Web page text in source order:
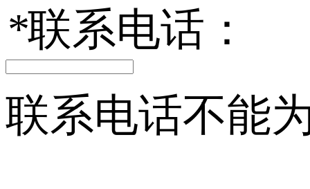
*联系电话：
联系电话不能